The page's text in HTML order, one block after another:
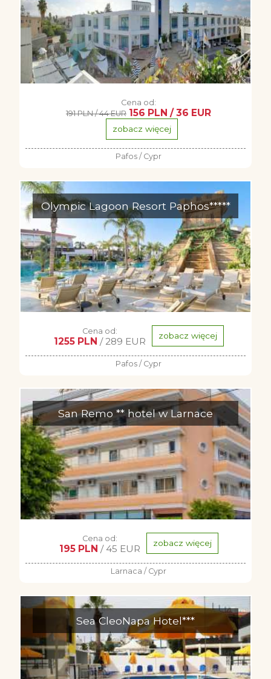
Cena od:
191 PLN / 44 EUR 156 PLN / 36 EUR
zobacz więcej
Pafos / Cypr
Olympic Lagoon Resort Paphos*****
Cena od:
1255 PLN / 289 EUR zobacz więcej
Pafos / Cypr
San Remo ** hotel w Larnace
Cena od:
195 PLN / 45 EUR zobacz więcej
Larnaca / Cypr
Sea CleoNapa Hotel***